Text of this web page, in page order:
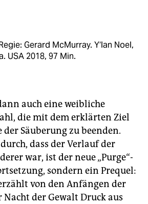
Gerard McMurray. Y‘lan Noel,
USA 2018, 97 Min.
auch eine weibliche
die mit dem erklärten Ziel
Säuberung zu beenden.
dass der Verlauf der
war, ist der neue „Purge“-
sondern ein Prequel:
von den Anfängen der
der Gewalt Druck aus